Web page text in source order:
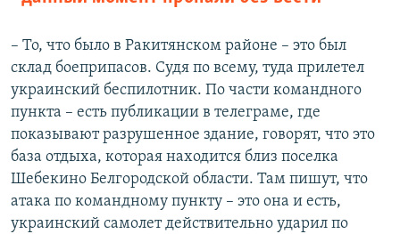
– То, что было в Ракитянском районе – это был
склад боеприпасов. Судя по всему, туда прилетел
украинский беспилотник. По части командного
пункта – есть публикации в телеграме, где
показывают разрушенное здание, говорят, что это
база отдыха, которая находится близ поселка
Шебекино Белгородской области. Там пишут, что
атака по командному пункту – это она и есть,
украинский самолет действительно ударил по